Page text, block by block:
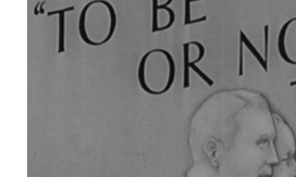
POSTE
UN
OUTIL
DE
PRÉVENTION
DES
RISQUES